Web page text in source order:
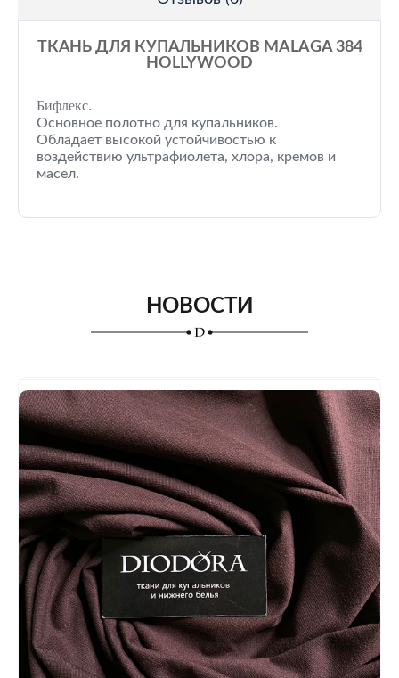
ТКАНЬ ДЛЯ КУПАЛЬНИКОВ MALAGA 384
HOLLYWOOD
Бифлекс.
Основное полотно для купальников.
Обладает высокой устойчивостью к
воздействию ультрафиолета, хлора, кремов и
масел.
НОВОСТИ